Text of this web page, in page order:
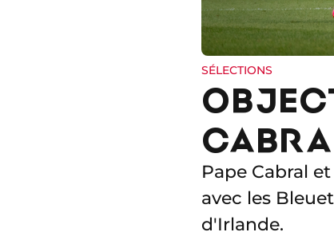
SÉLECTIONS
Pape Cabral
avec les
d'Irlande.